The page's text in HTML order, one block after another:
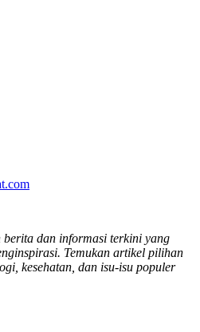
berita dan informasi terkini yang
Temukan artikel pilihan
kesehatan, dan isu-isu populer